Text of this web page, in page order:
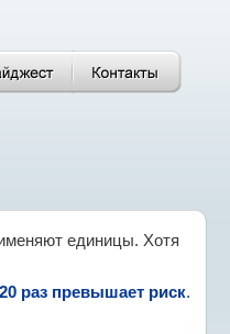
единицы. Хотя
раз превышает риск.